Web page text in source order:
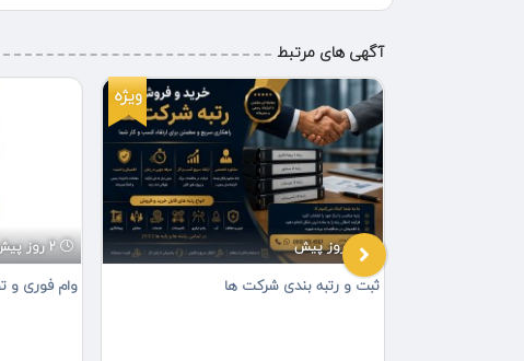
آگهی های مرتبط
2 روز پیش
وام فوری و
ویژه
4 روز پیش
ثبت و رتبه بندی شرکت ها